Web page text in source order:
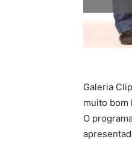
Galeria
muito bom
O